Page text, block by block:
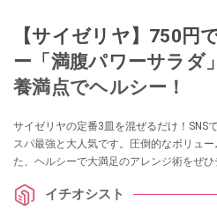
【サイゼリヤ】750円
ー「満腹パワーサラダ
養満点でヘルシー！
サイゼリヤの定番3皿を混ぜるだけ！SNS
スパ最強と大人気です。圧倒的なボリュ
た、ヘルシーで大満足のアレンジ術をぜひ
イチオシスト